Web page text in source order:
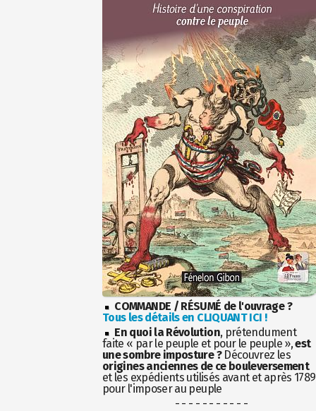
COMMANDE / RÉSUMÉ de l'ouvrage ?
Tous les détails en CLIQUANT ICI !
En quoi la Révolution, prétendument
faite « par le peuple et pour le peuple »,est
une sombre imposture ?Découvrez les
origines anciennes de ce bouleversement
et les expédients utilisés avant et après 1789
pour l'imposer au peuple
- - - - - - - - - - -